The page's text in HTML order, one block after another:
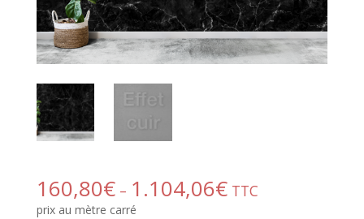
160,80€– 1.104,06€ TTC
prix au mètre carré